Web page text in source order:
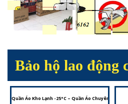
Bảo hộ lao động
Quần Áo Kho Lạnh -25°C – Quần Áo Chuyên Dụng